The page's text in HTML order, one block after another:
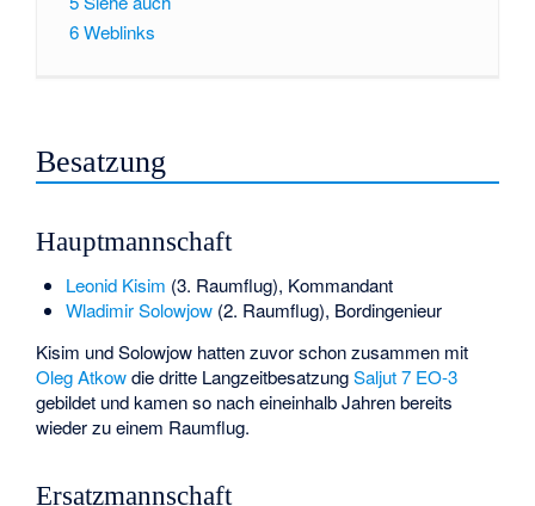
6Weblinks
Besatzung
Hauptmannschaft
Leonid Kisim (3. Raumflug), Kommandant
Wladimir Solowjow(2. Raumflug), Bordingenieur
Kisim und Solowjow hatten zuvor schon zusammen mit
Oleg Atkowdie dritte LangzeitbesatzungSaljut 7 EO-3
gebildet und kamen so nach eineinhalb Jahren bereits
wieder zu einem Raumflug.
Ersatzmannschaft